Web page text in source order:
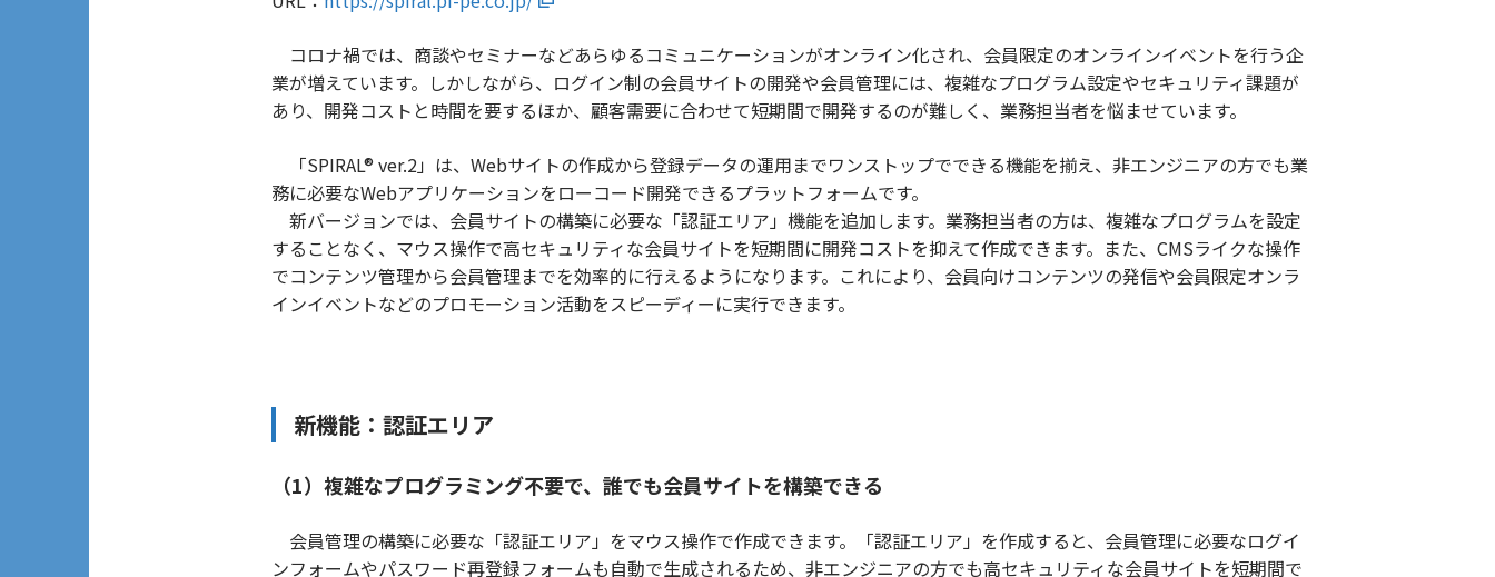
コロナ禍では、商談やセミナーなどあらゆるコミュニケーションがオンライン化され、会員限定のオンラインイベントを行う企
業が増えています。しかしながら、ログイン制の会員サイトの開発や会員管理には、複雑なプログラム設定やセキュリティ課題が
あり、開発コストと時間を要するほか、顧客需要に合わせて短期間で開発するのが難しく、業務担当者を悩ませています。
「SPIRAL® ver.2」は、Webサイトの作成から登録データの運用までワンストップでできる機能を揃え、非エンジニアの方でも業
務に必要なWebアプリケーションをローコード開発できるプラットフォームです。
新バージョンでは、会員サイトの構築に必要な「認証エリア」機能を追加します。業務担当者の方は、複雑なプログラムを設定
することなく、マウス操作で高セキュリティな会員サイトを短期間に開発コストを抑えて作成できます。また、CMSライクな操作
でコンテンツ管理から会員管理までを効率的に行えるようになります。これにより、会員向けコンテンツの発信や会員限定オンラ
インイベントなどのプロモーション活動をスピーディーに実行できます。
新機能：認証エリア
（1）複雑なプログラミング不要で、誰でも会員サイトを構築できる
会員管理の構築に必要な「認証エリア」をマウス操作で作成できます。「認証エリア」を作成すると、会員管理に必要なログイ
ンフォームやパスワード再登録フォームも自動で生成されるため、非エンジニアの方でも高セキュリティな会員サイトを短期間で